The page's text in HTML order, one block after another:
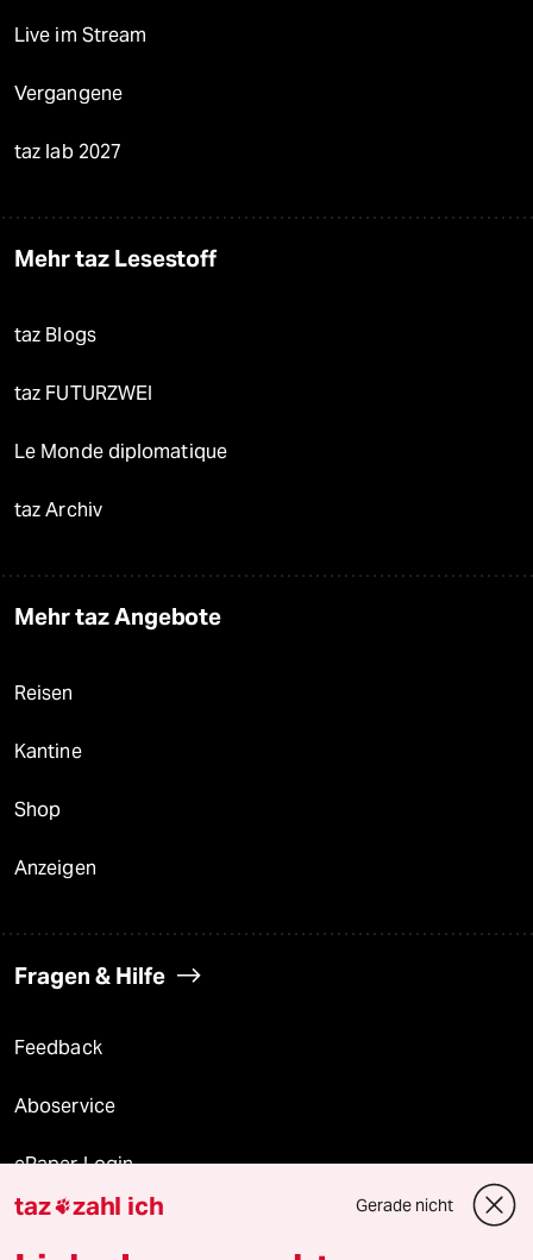
Live im Stream
Vergangene
taz lab 2027
Mehr taz Lesestoff
taz Blogs
taz FUTURZWEI
Le Monde diplomatique
taz Archiv
Mehr taz Angebote
Reisen
Kantine
Shop
Anzeigen
Fragen & Hilfe
Feedback
Aboservice
ePaper Login
Downloads für Abonnierende
taz zahl ich Gerade nicht